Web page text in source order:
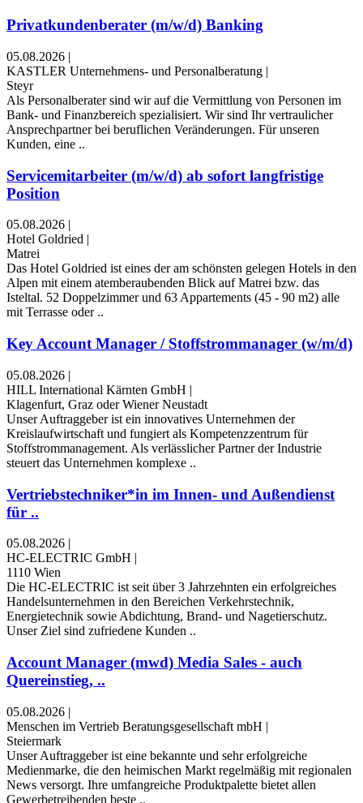
Privatkundenberater (m/w/d) Banking
05.08.2026 |
KASTLER Unternehmens- und Personalberatung |
Steyr
Als Personalberater sind wir auf die Vermittlung von Personen im
Bank- und Finanzbereich spezialisiert. Wir sind Ihr vertraulicher
Ansprechpartner bei beruflichen Veränderungen. Für unseren
Kunden, eine ..
Servicemitarbeiter (m/w/d) ab sofort langfristige
Position
05.08.2026
Hotel Goldried
Matrei
Das Hotel Goldried ist eines der am schönsten gelegen Hotels in den
Alpen mit einem atemberaubenden Blick auf Matrei bzw. das
Isteltal. 52 Doppelzimmer und 63 Appartements (45 - 90 m2) alle
mit Terrasse oder ..
Key Account Manager / Stoffstrommanager (w/m/d)
05.08.2026 |
HILL International Kärnten GmbH |
Klagenfurt, Graz oder Wiener Neustadt
Unser Auftraggeber ist ein innovatives Unternehmen der
Kreislaufwirtschaft und fungiert als Kompetenzzentrum für
Stoffstrommanagement. Als verlässlicher Partner der Industrie
steuert das Unternehmen komplexe ..
Vertriebstechniker*in im Innen- und Außendienst
für ..
05.08.2026 |
HC-ELECTRIC GmbH |
1110 Wien
Die HC-ELECTRIC ist seit über 3 Jahrzehnten ein erfolgreiches
Handelsunternehmen in den Bereichen Verkehrstechnik,
Energietechnik sowie Abdichtung, Brand- und Nagetierschutz.
Unser Ziel sind zufriedene Kunden ..
Account Manager (mwd) Media Sales - auch
Quereinstieg, ..
05.08.2026 |
Menschen im Vertrieb Beratungsgesellschaft mbH |
Steiermark
Unser Auftraggeber ist eine bekannte und sehr erfolgreiche
Medienmarke, die den heimischen Markt regelmäßig mit regionalen
News versorgt. Ihre umfangreiche Produktpalette bietet allen
Gewerbetreibenden beste ..